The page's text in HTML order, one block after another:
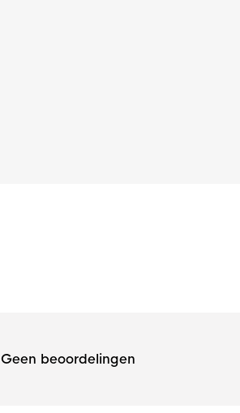
Geen beoordelingen